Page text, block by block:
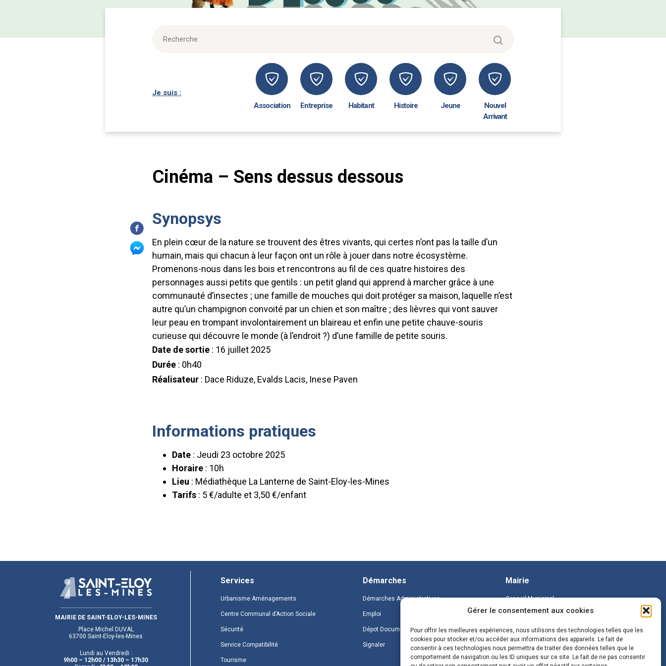
Gérer le consentement aux cookies
Pour offrir les meilleures expériences, nous utilisons des technologies telles que les
cookies pour stocker et/ou accéder aux informations des appareils. Le fait de
consentir à ces technologies nous permettra de traiter des données telles que le
comportement de navigation ou les ID uniques sur ce site. Le fait de ne pas consentir
Je suis :
Association
Entreprise Habitant Histoire Jeune
Nouvel
Arrivant
Cinéma – Sens dessus dessous
Synopsys
En plein cœur de la nature se trouvent des êtres vivants, qui certes n’ont pas la taille d’un
humain, mais qui chacun à leur façon ont un rôle à jouer dans notre écosystème.
Promenons-nous dans les bois et rencontrons au fil de ces quatre histoires des
personnages aussi petits que gentils : un petit gland qui apprend à marcher grâce à une
communauté d’insectes ; une famille de mouches qui doit protéger sa maison, laquelle n’est
autre qu’un champignon convoité par un chien et son maître ; des lièvres qui vont sauver
leur peau en trompant involontairement un blaireau et enfin une petite chauve-souris
curieuse qui découvre le monde (à l’endroit ?) d’une famille de petite souris.
Date de sortie : 16 juillet 2025
Durée : 0h40
Réalisateur : Dace Riduze, Evalds Lacis, Inese Paven
Informations pratiques
Date : Jeudi 23 octobre 2025
Horaire : 10h
Lieu : Médiathèque La Lanterne de Saint-Eloy-les-Mines
Tarifs : 5 €/adulte et 3,50 €/enfant
MAIRIE DE SAINT-ELOY-LES-MINES
Place Michel DUVAL
63700 Saint-Eloy-les-Mines
Lundi au Vendredi :
9h00 – 12h00/ 13h30 – 17h30
Services
Urbanisme Aménagements
Centre Communal d’Action Sociale
Sécurité
Service Compatibilité
Tourisme
Démarches
Démarches Administratives
Emploi
Dépot Document
Signaler
Mairie
Conseil Municipal